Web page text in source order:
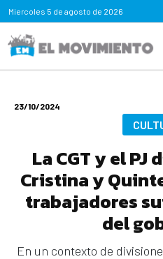
Miercoles 5 de agosto de 2026
23/10/2024
La CGT y el
Cristina y
trabajadores
del
En un contexto de